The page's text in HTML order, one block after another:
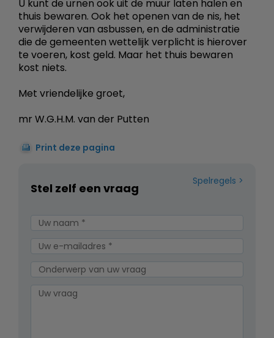
U kunt de urnen ook uit de muur laten halen en
thuis bewaren. Ook het openen van de nis, het
verwijderen van asbussen, en de administratie
die de gemeenten wettelijk verplicht is hierover
te voeren, kost geld. Maar het thuis bewaren
kost niets.
Met vriendelijke groet,
mr W.G.H.M. van der Putten
Print deze pagina
Spelregels
Stel zelf een vraag